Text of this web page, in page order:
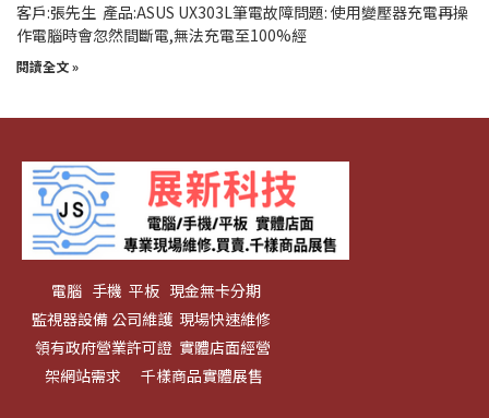
客戶:張先生 產品:ASUS UX303L筆電故障問題: 使用變壓器充電再操
作電腦時會忽然間斷電,無法充電至100%經
閱讀全文 »
電腦 手機 平板 現金無卡分期
監視器設備 公司維護 現場快速維修
領有政府營業許可證 實體店面經營
架網站需求 千樣商品實體展售